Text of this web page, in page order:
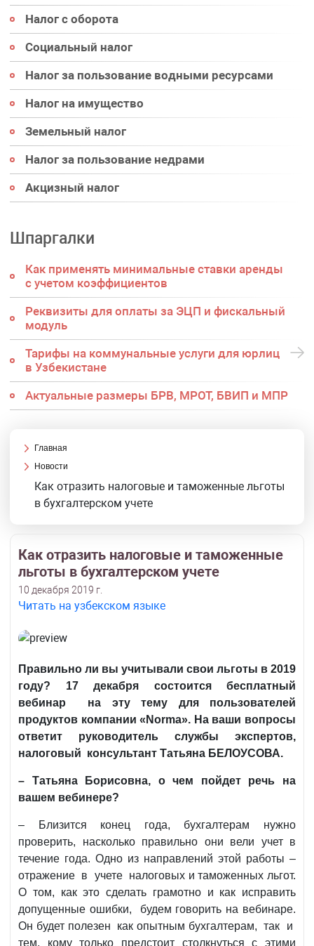
Налог с оборота
Социальный налог
Налог за пользование водными ресурсами
Налог на имущество
Земельный налог
Налог за пользование недрами
Акцизный налог
Шпаргалки
Как применять минимальные ставки аренды
с учетом коэффициентов
Реквизиты для оплаты за ЭЦП и фискальный
модуль
Тарифы на коммунальные услуги для юрлиц
в Узбекистане
Актуальные размеры БРВ, МРОТ, БВИП и МПР
Главная
Новости
Как отразить налоговые и таможенные льготы
в бухгалтерском учете
Как отразить налоговые и таможенные
льготы в бухгалтерском учете
10 декабря 2019 г.
Читать на узбекском языке
Правильно ли вы учитывали свои льготы в 2019
году? 17 декабря состоится бесплатный
вебинар на эту тему для пользователей
продуктов компании « Norma». На ваши вопросы
ответит руководитель службы экспертов,
налоговый консультант Татьяна БЕЛОУСОВА.
– Татьяна Борисовна, о чем пойдет речь на
вашем вебинере?
– Близится конец года, бухгалтерам нужно
проверить, насколько правильно они вели учет в
течение года. Одно из направлений этой работы –
отражение в учете налоговых и таможенных льгот.
О том, как это сделать грамотно и как исправить
допущенные ошибки, будем говорить на вебинаре.
Он будет полезен как опытным бухгалтерам, так и
тем, кому только предстоит столкнуться с этими